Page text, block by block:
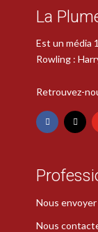
La
Est un média
Rowling :
Retrouvez-
Nous
Nous